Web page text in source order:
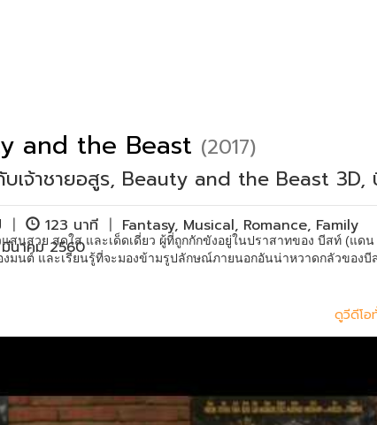
and the Beast (2017)
บเจ้าชายอสูร, Beauty and the Beast
| 123 นาที | Fantasy, Musical, Romance, Family
มีนาคม 2560
นสวย สดใส และเด็ดเดี่ยว ผู้ที่ถูกกักขังอยู่ในปราสาทของ บีสท์ (แดน
มนต์ และเรียนรู้ที่จะมองข้ามรูปลักษณ์ภายนอกอันน่าหวาดกลัวของบี
ดูวีดีโอ